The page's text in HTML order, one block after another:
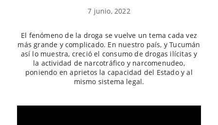
7 junio, 2022
El fenómeno de la droga se vuelve un tema cada vez
más grande y complicado. En nuestro país, y Tucumán
así lo muestra, creció el consumo de drogas ilícitas y
la actividad de narcotráfico y narcomenudeo,
poniendo en aprietos la capacidad del Estado y al
mismo sistema legal.